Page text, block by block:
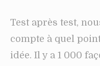
Test après test,
compte à quel
idée. Il y a 1 000